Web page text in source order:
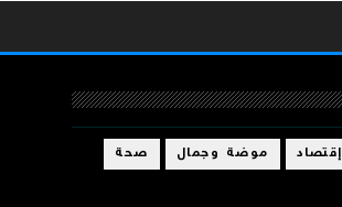
إقتصاد موضة وجمال صحة